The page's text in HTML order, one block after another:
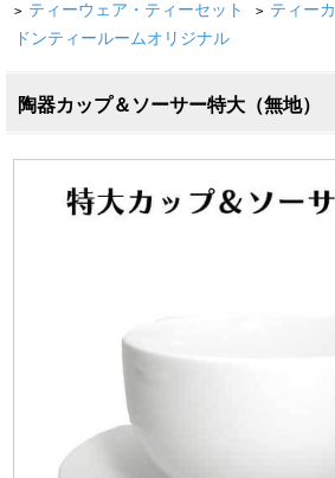
> ティーウェア・ティーセット > ティー
ドンティールームオリジナル
陶器カップ＆ソーサー特大（無地）